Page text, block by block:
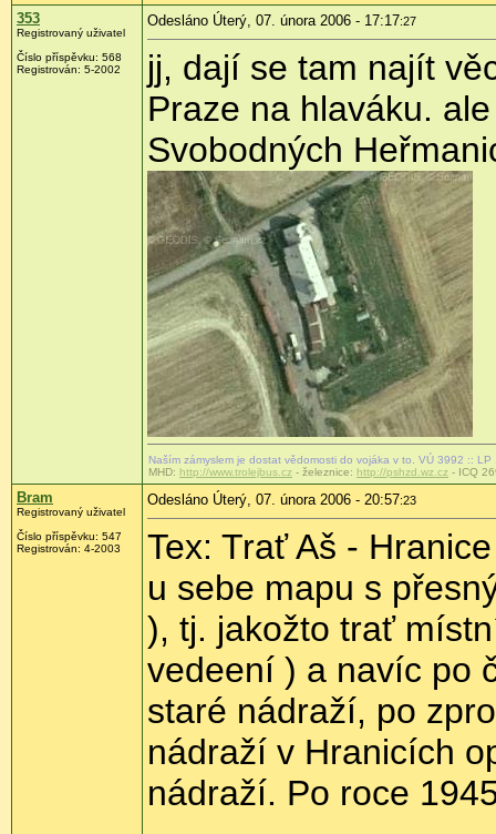
353
Registrovaný uživatel
Číslo příspěvku: 568
Registrován: 5-2002
Odesláno Úterý, 07. února 2006 - 17:17:27
jj, dají se tam najít
Praze na hlaváku.
Svobodných
Naším zámyslem je dostat vědomosti do vojáka v to. VÚ 3992 :: LP
MHD: http://www.trolejbus.cz - železnice: http://pshzd.wz.cz - ICQ
Bram
Registrovaný uživatel
Číslo příspěvku: 547
Registrován: 4-2003
Odesláno Úterý, 07. února 2006 - 20:57:23
Tex: Trať Aš -
u sebe mapu s
), tj. jakožto trať
vedeení ) a navíc po
staré nádraží, po
nádraží v Hranicích
nádraží. Po roce